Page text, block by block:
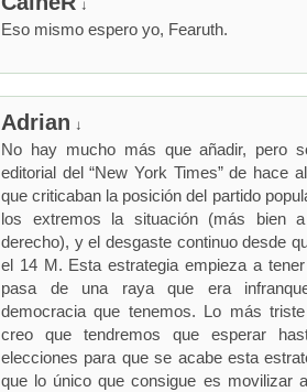
↓
Eso mismo espero yo, Fearuth.
Adrian ↓
No hay mucho más que añadir, pero
editorial del “New York Times” de hace
que criticaban la posición del partido
los extremos la situación (más bien
derecho), y el desgaste continuo desde
el 14 M. Esta estrategia empieza a
pasa de una raya que era
democracia que tenemos. Lo más
creo que tendremos que esperar
elecciones para que se acabe esta
que lo único que consigue es movilizar